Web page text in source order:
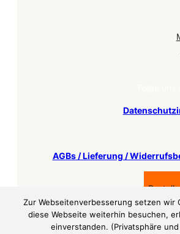
AGBs / Lieferung /
Zur Webseitenverbesserung setzen wir
diese Webseite weiterhin besuchen,
einverstanden. (Privatsphäre